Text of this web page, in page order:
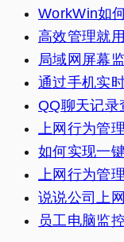
WorkWin如
高效管理就
局域网屏幕
通过手机实
QQ聊天记录
上网行为管
如何实现一
上网行为管
说说公司上
员工电脑监